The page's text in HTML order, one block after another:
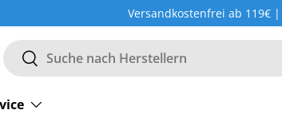
Suchen
Suchen